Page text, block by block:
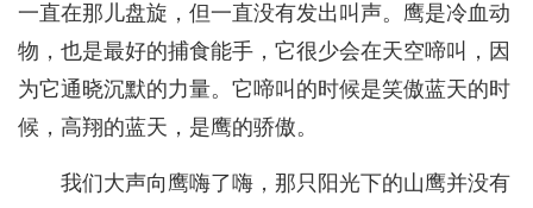
一直在那儿盘旋，但一直没有发出叫声。鹰是冷血动
物，也是最好的捕食能手，它很少会在天空啼叫，因
为它通晓沉默的力量。它啼叫的时候是笑傲蓝天的时
候，高翔的蓝天，是鹰的骄傲。
我们大声向鹰嗨了嗨，那只阳光下的山鹰并没有